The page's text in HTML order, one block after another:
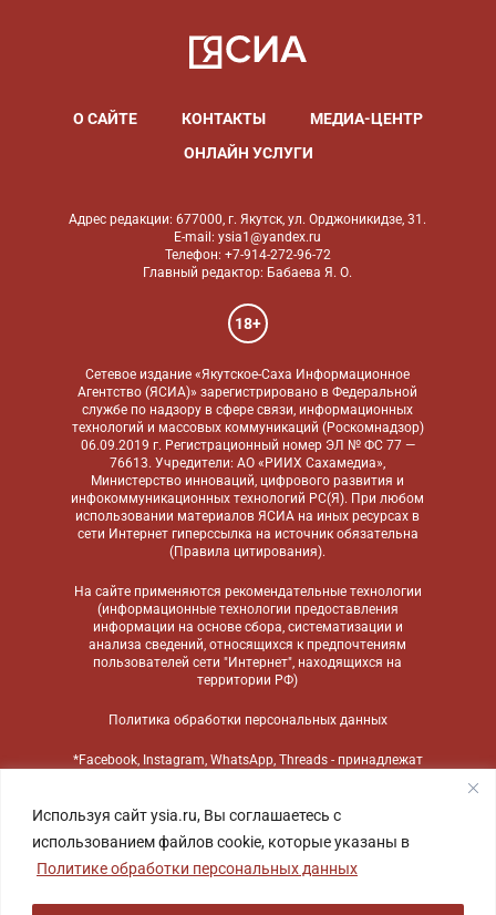
Используя сайт ysia.ru, Вы соглашаетесь с
использованием файлов cookie, которые указаны в
Политике обработки персональных данных
О САЙТЕ КОНТАКТЫ
МЕДИА-ЦЕНТР
ОНЛАЙН УСЛУГИ
Адрес редакции: 677000, г. Якутск, ул. Орджоникидзе, 31.
E-mail: ysia1@yandex.ru
Телефон: +7-914-272-96-72
Главный редактор: Бабаева Я. О.
18+
Сетевое издание «Якутское-Саха Информационное
Агентство (ЯСИА)» зарегистрировано в Федеральной
службе по надзору в сфере связи, информационных
технологий и массовых коммуникаций (Роскомнадзор)
06.09.2019 г. Регистрационный номер ЭЛ № ФС 77 —
76613. Учредители: АО «РИИХ Сахамедиа»,
Министерство инноваций, цифрового развития и
инфокоммуникационных технологий РС(Я). При любом
использовании материалов ЯСИА на иных ресурсах в
сети Интернет гиперссылка на источник обязательна
(Правила цитирования).
На сайте применяются рекомендательные технологии
(информационные технологии предоставления
информации на основе сбора, систематизации и
анализа сведений, относящихся к предпочтениям
пользователей сети "Интернет", находящихся на
территории РФ)
Политика обработки персональных данных
*Facebook, Instagram, WhatsApp, Threads - принадлежат